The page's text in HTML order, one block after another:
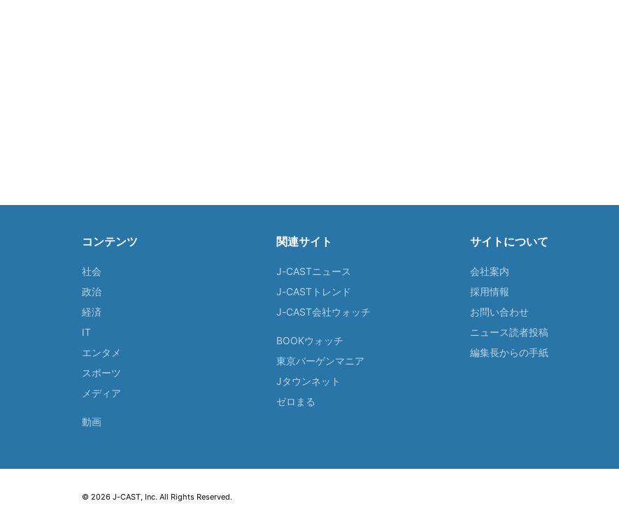
コンテンツ
社会
政治
経済
IT
エンタメ
スポーツ
メディア
動画
関連サイト
J-CASTニュース
J-CASTトレンド
J-CAST会社ウォッチ
BOOKウォッチ
東京バーゲンマニア
Jタウンネット
ゼロまる
サイトについて
会社案内
採用情報
お問い合わせ
ニュース読者投稿
編集長からの手紙
© 2026 J-CAST, Inc. All Rights Reserved.